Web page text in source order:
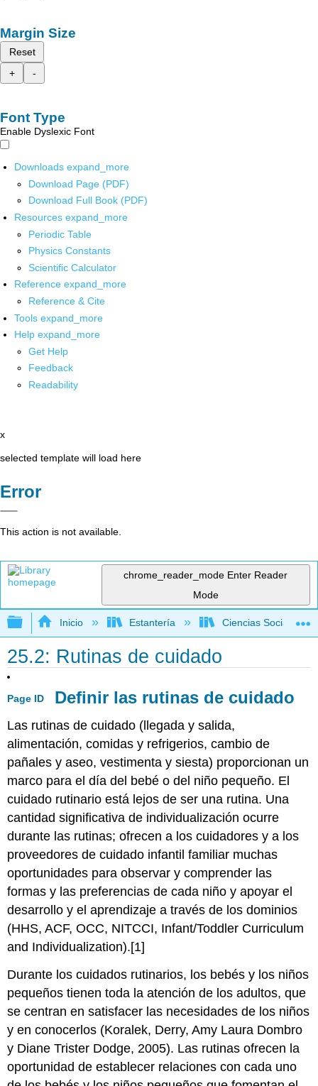
Margin Size
Reset
+
-
Font Type
Enable Dyslexic Font
Downloads expand_more
Download Page (PDF)
Download Full Book (PDF)
Resources expand_more
Periodic Table
Physics Constants
Scientific Calculator
Reference expand_more
Reference & Cite
Tools expand_more
Help expand_more
Get Help
Feedback
Readability
x
selected template will load here
Error
This action is not available.
chrome_reader_mode Enter Reader
Mode
Expandir/contraer jerarquía global
Inicio Estantería Ciencias Sociales
25.2: Rutinas de cuidado
Page ID Definir las rutinas de cuidado
Las rutinas de cuidado (llegada y salida,
alimentación, comidas y refrigerios, cambio de
pañales y aseo, vestimenta y siesta) proporcionan un
marco para el día del bebé o del niño pequeño. El
cuidado rutinario está lejos de ser una rutina. Una
cantidad significativa de individualización ocurre
durante las rutinas; ofrecen a los cuidadores y a los
proveedores de cuidado infantil familiar muchas
oportunidades para observar y comprender las
formas y las preferencias de cada niño y apoyar el
desarrollo y el aprendizaje a través de los dominios
(HHS, ACF, OCC, NITCCI, Infant/Toddler Curriculum
and Individualization).[1]
Durante los cuidados rutinarios, los bebés y los niños
pequeños tienen toda la atención de los adultos, que
se centran en satisfacer las necesidades de los niños
y en conocerlos (Koralek, Derry, Amy Laura Dombro
y Diane Trister Dodge, 2005). Las rutinas ofrecen la
oportunidad de establecer relaciones con cada uno